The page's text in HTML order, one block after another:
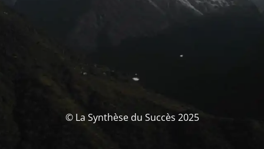
© La Synthèse du Succès 2025